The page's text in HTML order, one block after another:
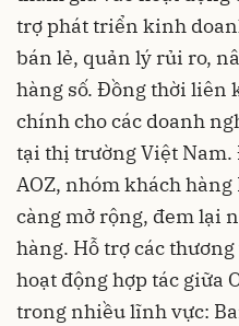
trợ phát triển kinh
bán lẻ, quản lý rủi ro,
hàng số. Đồng thời liên
chính cho các doanh
tại thị trường Việt Nam.
AOZ, nhóm khách
càng mở rộng, đem lại
hàng. Hỗ trợ các
hoạt động hợp tác giữa
trong nhiều lĩnh vực: